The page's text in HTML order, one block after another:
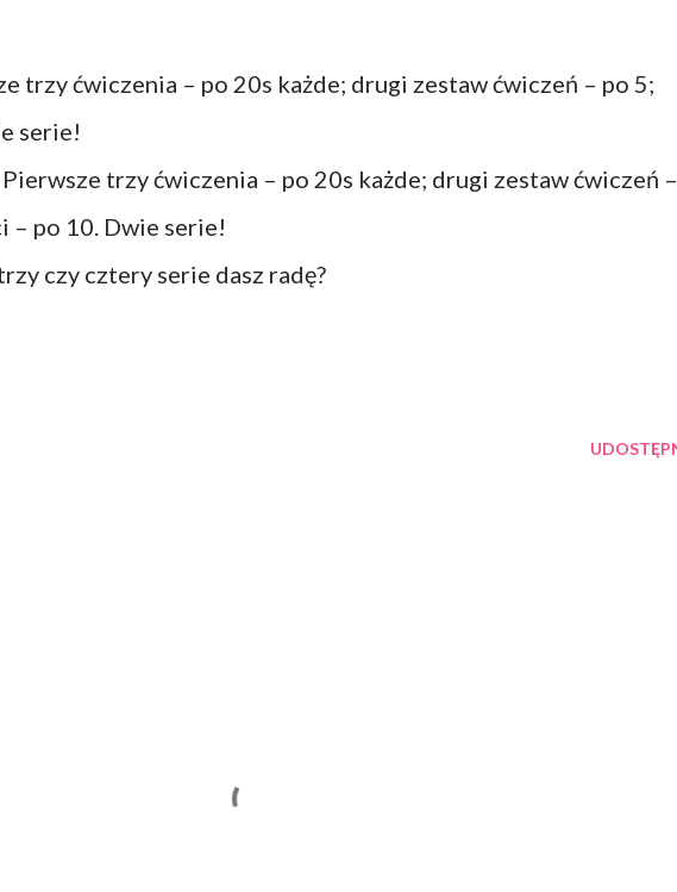
trzy ćwiczenia – po 20s każde; drugi zestaw ćwiczeń – po 5;
serie!
trzy ćwiczenia – po 20s każde; drugi zestaw ćwiczeń –
– po 10. Dwie serie!
czy cztery serie dasz radę?